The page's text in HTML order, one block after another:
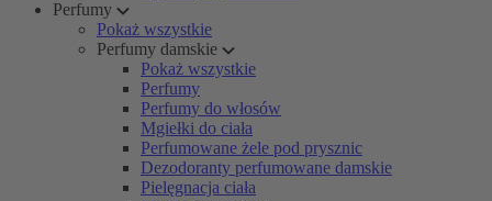
Perfumy
Pokaż wszystkie
Perfumy damskie
Pokaż wszystkie
Perfumy
Perfumy do włosów
Mgiełki do ciała
Perfumowane żele pod prysznic
Dezodoranty perfumowane damskie
Pielęgnacja ciała